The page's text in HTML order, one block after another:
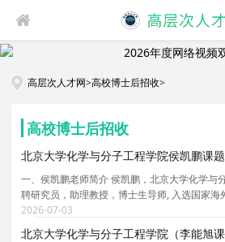
高层次人才网>高校博士后招收>
高校博士后招收
北京大学化学与分子工程学院侯凯鹏课
一、侯凯鹏老师简介 侯凯鹏，北京大学化学与
聘研究员，助理教授，博士生导师, 入选国家海
科及硕士阶段就读于苏州大学新加坡国立大学
郎建平教授、鲍晓光教授与 Wai Yip Fan 教授
2026-07-03